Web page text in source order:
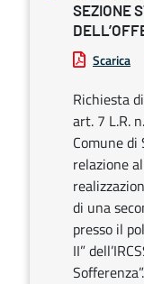
SEZIONE
Scarica
Richiesta
art. 7 L.R.
Comune di
relazione
di una
presso il
II”